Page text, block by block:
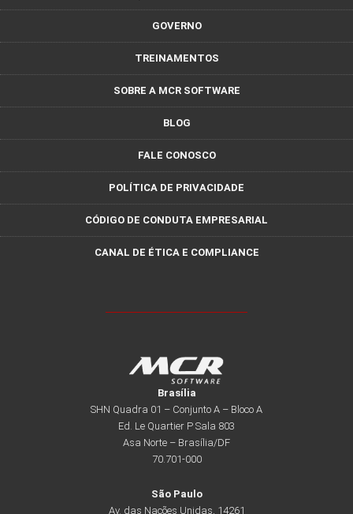
GOVERNO
TREINAMENTOS
SOBRE A MCR SOFTWARE
BLOG
FALE CONOSCO
POLÍTICA DE PRIVACIDADE
CÓDIGO DE CONDUTA EMPRESARIAL
CANAL DE ÉTICA E COMPLIANCE
Brasília
SHN Quadra 01 – Conjunto A – Bloco A
Ed. Le Quartier P Sala 803
Asa Norte – Brasília/DF
70.701-000
São Paulo
Av. das Nações Unidas, 14261